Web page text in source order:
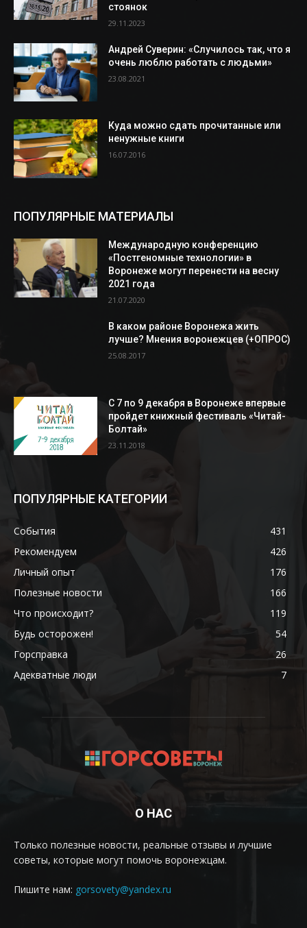
стоянок
29.11.2023
Андрей Суверин: «Случилось так, что я
очень люблю работать с людьми»
23.08.2021
Куда можно сдать прочитанные или
ненужные книги
16.07.2016
ПОПУЛЯРНЫЕ МАТЕРИАЛЫ
Международную конференцию
«Постгеномные технологии» в
Воронеже могут перенести на весну
2021 года
21.07.2020
В каком районе Воронежа жить
лучше? Мнения воронежцев (+ОПРОС)
25.08.2017
С 7 по 9 декабря в Воронеже впервые
пройдет книжный фестиваль «Читай-
Болтай»
23.11.2018
ПОПУЛЯРНЫЕ КАТЕГОРИИ
События
431
Рекомендуем
426
Личный опыт
176
Полезные новости
166
Что происходит?
119
Будь осторожен!
54
Горсправка
26
Адекватные люди
7
О НАС
Только полезные новости, реальные отзывы и лучшие
советы, которые могут помочь воронежцам.
Пишите нам: gorsovety@yandex.ru